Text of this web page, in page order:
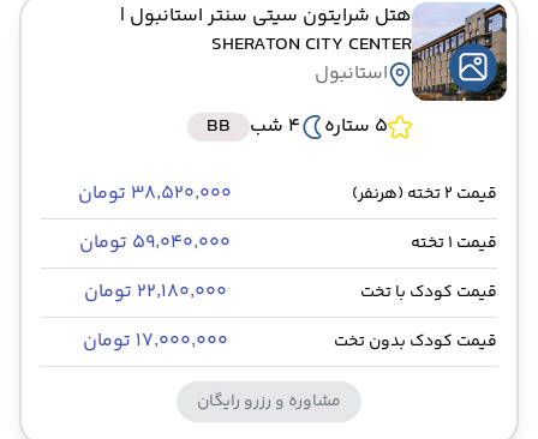
هتل شرایتون سیتی سنتر استانبول |
SHERATON CITY CENTER
استانبول
5 ستاره
4 شب BB
قیمت 2 تخته (هرنفر) ۳۸٬۵۲۰٬۰۰۰ تومان
قیمت 1 تخته ۵۹٬۰۴۰٬۰۰۰ تومان
قیمت کودک با تخت ۲۲٬۱۸۰٬۰۰۰ تومان
قیمت کودک بدون تخت ۱۷٬۰۰۰٬۰۰۰ تومان
مشاوره و رزرو رایگان